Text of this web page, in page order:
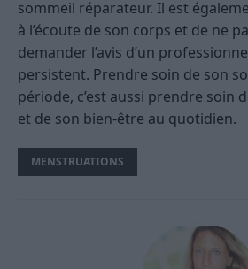
sommeil réparateur. Il est
à l’écoute de son corps et de ne
demander l’avis d’un
persistent. Prendre soin de son
période, c’est aussi prendre soin
et de son bien-être au quotidien.
MENSTRUATIONS